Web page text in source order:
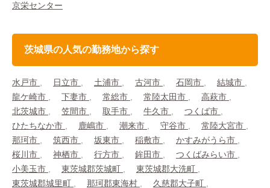
京栄センター
茨城県の人気の勤務地から探す
水戸市 日立市 土浦市 古河市 石岡市
結城市
龍ケ崎市
下妻市 常総市 常陸太田市
高萩市
北茨城市
笠間市 取手市 牛久市
つくば市
ひたちなか市
鹿嶋市 潮来市 守谷市
常陸大宮市
那珂市
筑西市 坂東市 稲敷市
かすみがうら市
桜川市
神栖市 行方市 鉾田市
つくばみらい市
小美玉市
東茨城郡茨城町
東茨城郡大洗町
東茨城郡城里町
那珂郡東海村
久慈郡大子町